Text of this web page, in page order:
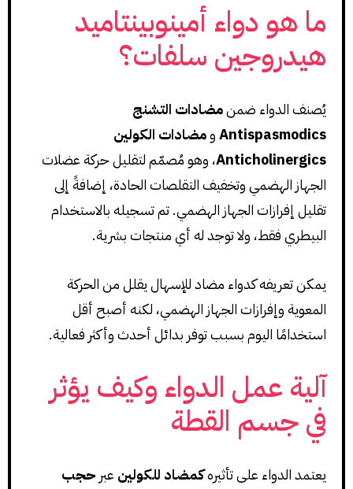
ما هو دواء أمينوبينتاميد
هيدروجين سلفات؟
يُصنف الدواء ضمنمضادات التشنج
Antispasmodicsومضادات الكولين
Anticholinergics، وهو مُصمّم لتقليل حركة عضلات
الجهاز الهضمي وتخفيف التقلصات الحادة، إضافةً إلى
تقليل إفرازات الجهاز الهضمي. تم تسجيله بالاستخدام
البيطري فقط، ولا توجد له أي منتجات بشرية.
يمكن تعريفه كدواء مضاد للإسهال يقلل من الحركة
المعوية وإفرازات الجهاز الهضمي، لكنه أصبح أقل
استخدامًا اليوم بسبب توفر بدائل أحدث وأكثر فعالية.
آلية عمل الدواء وكيف يؤثر
في جسم القطة
يعتمد الدواء على تأثيرهكمضاد للكولينعبر حجب